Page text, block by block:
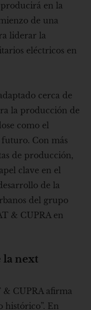
en la
de una
liderar la
eléctricos en
cerca de
la producción de
como el
Con más
de producción,
clave en el
de la
del grupo
& CUPRA en
la next
& CUPRA afirma
histórico”. En